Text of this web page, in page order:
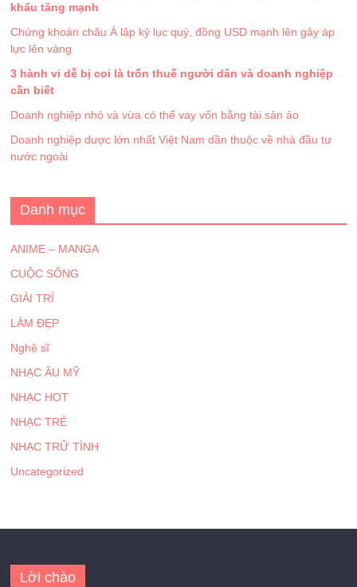
khẩu tăng mạnh
Chứng khoán châu Á lập kỷ lục quý, đồng USD mạnh lên gây áp
lực lên vàng
3 hành vi dễ bị coi là trốn thuế người dân và doanh nghiệp
cần biết
Doanh nghiệp nhỏ và vừa có thể vay vốn bằng tài sản ảo
Doanh nghiệp dược lớn nhất Việt Nam dần thuộc về nhà đầu tư
nước ngoài
Danh mục
ANIME – MANGA
CUỘC SỐNG
GIẢI TRÍ
LÀM ĐẸP
Nghệ sĩ
NHẠC ÂU MỸ
NHẠC HOT
NHẠC TRẺ
NHẠC TRỮ TÌNH
Uncategorized
Lời chào